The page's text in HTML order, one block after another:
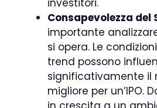
investitori.
Consapevolezza del
importante
si opera. Le
trend possono
significativamente il
migliore per un’IPO.